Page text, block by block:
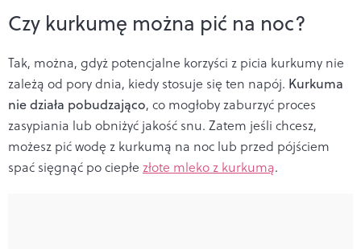
Czy kurkumę można pić na noc?
Tak, można, gdyż potencjalne korzyści z picia kurkumy nie
zależą od pory dnia, kiedy stosuje się ten napój. Kurkuma
nie działa pobudzająco, co mogłoby zaburzyć proces
zasypiania lub obniżyć jakość snu. Zatem jeśli chcesz,
możesz pić wodę z kurkumą na noc lub przed pójściem
spać sięgnąć po ciepłe złote mleko z kurkumą.